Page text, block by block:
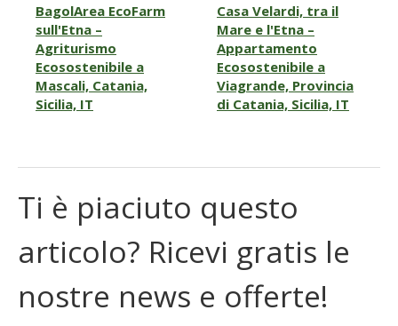
BagolArea EcoFarm
sull'Etna –
Agriturismo
Ecosostenibile a
Mascali, Catania,
Sicilia, IT
Casa Velardi, tra il
Mare e l'Etna –
Appartamento
Ecosostenibile a
Viagrande, Provincia
di Catania, Sicilia, IT
Ti è piaciuto questo
articolo? Ricevi gratis le
nostre news e offerte!